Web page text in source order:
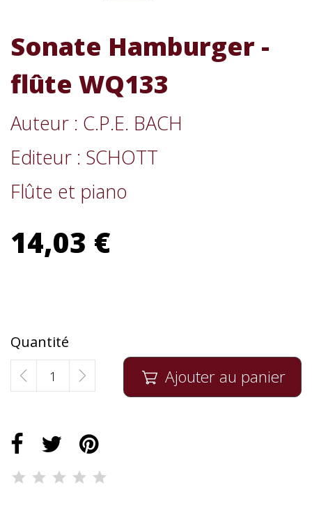
Sonate Hamburger -
flûte WQ133
Auteur : C.P.E. BACH
Editeur : SCHOTT
Flûte et piano
14,03 €
Quantité
 Ajouter au panier